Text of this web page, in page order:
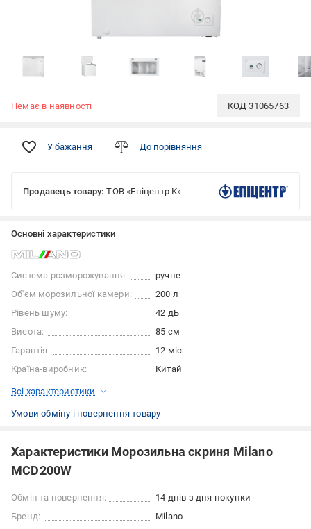
Немає в наявності КОД31065763
У бажання До порівняння
Продавець товару: ТОВ «Епіцентр К»
Основні характеристики
Система розморожування:
ручне
Об'єм морозильної камери:
200 л
Рівень шуму:
42 дБ
Висота:
85 см
Гарантія:
12 міс.
Країна-виробник:
Китай
Всі характеристики
Умови обміну і повернення товару
Характеристики Морозильна скриня Milano
MCD200W
Обмін та повернення:
14 днів з дня покупки
Бренд:
Milano